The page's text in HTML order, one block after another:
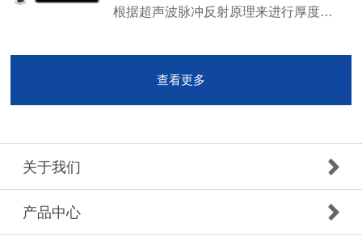
根据超声波脉冲反射原理来进行厚度…
查看更多
关于我们
产品中心